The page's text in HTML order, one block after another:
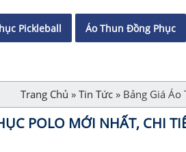
Pickleball Áo Thun Đồng Phục
Trang Chủ » Tin Tức » Bảng Giá
POLO MỚI NHẤT, CHI